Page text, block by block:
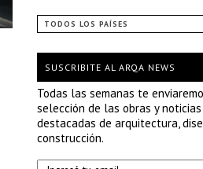
TODOS LOS PAÍSES
SUSCRIBITE AL ARQA NEWS
Todas las semanas te
selección de las obras y noticias
destacadas de arquitectura,
construcción.